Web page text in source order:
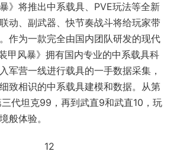
》将推出中系载具、PVE玩法等全新
动、副武器、快节奏战斗将给玩家带
作为一款完全由国内团队研发的现代
甲风暴》拥有国内专业的中系载具科
军营一线进行载具的一手数据采集，
致相识的中系载具建模和数据。从第
代坦克99，再到武直9和武直10，玩
般体验。